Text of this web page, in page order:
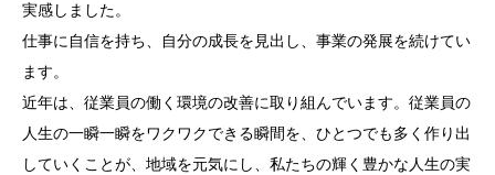
実感しました。
仕事に自信を持ち、自分の成長を見出し、事業の発展を続けてい
ます。
近年は、従業員の働く環境の改善に取り組んでいます。従業員の
人生の一瞬一瞬をワクワクできる瞬間を、ひとつでも多く作り出
していくことが、地域を元気にし、私たちの輝く豊かな人生の実